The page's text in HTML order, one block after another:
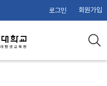
로그인 회원가입